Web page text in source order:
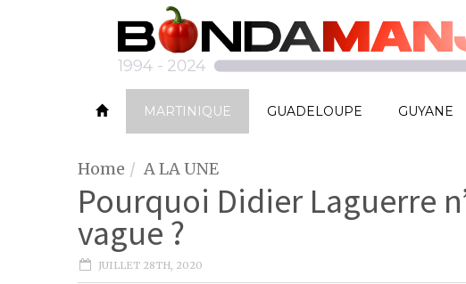
MARTINIQUE GUADELOUPE GUYANE
Home A LA UNE
Pourquoi Didier Laguerre
vague ?
JUILLET 28TH, 2020